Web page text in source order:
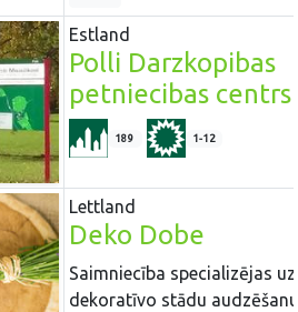
Estland
Polli Darzkopibas
petniecibas centrs
189 1-12
Lettland
Deko Dobe
Saimniecība specializējas
dekoratīvo stādu audzēšanu